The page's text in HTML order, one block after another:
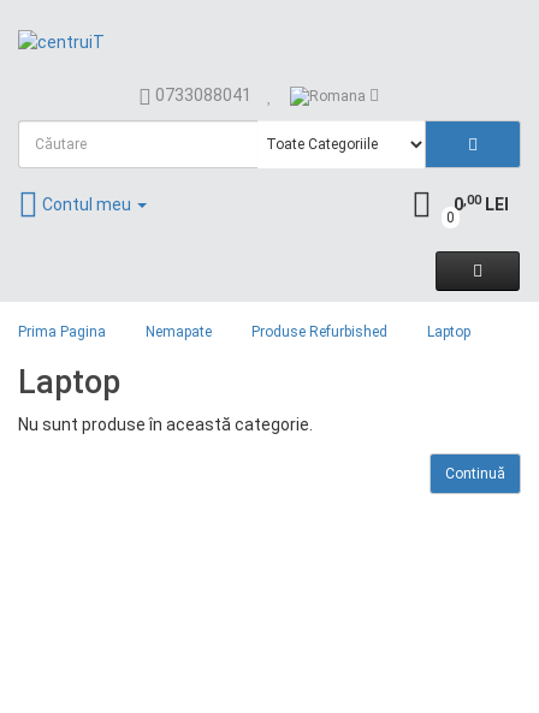
0733088041
Contul meu
0
0,00LEI
Prima Pagina Nemapate Produse Refurbished Laptop
Laptop
Nu sunt produse în această categorie.
Continuă